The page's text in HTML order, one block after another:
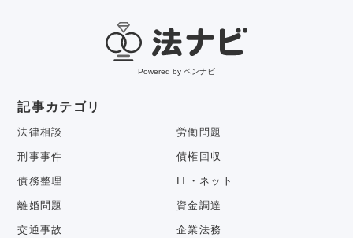
Powered by ベンナビ
記事カテゴリ
法律相談 労働問題
刑事事件 債権回収
債務整理 IT・ネット
離婚問題 資金調達
交通事故 企業法務